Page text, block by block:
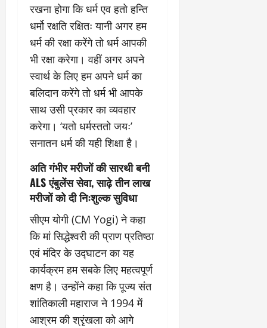
रखना होगा कि धर्म एव हतो हन्ति
धर्मो रक्षति रक्षितः यानी अगर हम
धर्म की रक्षा करेंगे तो धर्म आपकी
भी रक्षा करेगा। वहीं अगर अपने
स्वार्थ के लिए हम अपने धर्म का
बलिदान करेंगे तो धर्म भी आपके
साथ उसी प्रकार का व्यवहार
करेगा। ‘यतो धर्मस्ततो जयः’
सनातन धर्म की यही शिक्षा है।
अति गंभीर मरीजों की सारथी बनी
ALS एंबुलेंस सेवा, साढ़े तीन लाख
मरीजों को दी निःशुल्क सुविधा
सीएम योगी (CM Yogi) ने कहा
कि मां सिद्धेश्वरी की प्राण प्रतिष्ठा
एवं मंदिर के उद्घाटन का यह
कार्यक्रम हम सबके लिए महत्वपूर्ण
क्षण है। उन्होंने कहा कि पूज्य संत
शांतिकाली महाराज ने 1994 में
आश्रम की श्रृंखला को आगे